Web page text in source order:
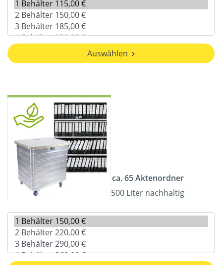
Auswählen
ca. 65 Aktenordner
500 Liter nachhaltig